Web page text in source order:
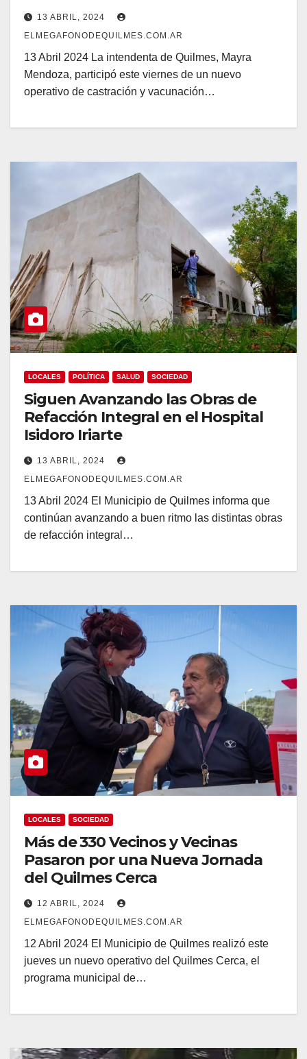
13 ABRIL, 2024
ELMEGAFONODEQUILMES.COM.AR
13 Abril 2024 La intendenta de Quilmes, Mayra
Mendoza, participó este viernes de un nuevo
operativo de castración y vacunación…
LOCALES POLÍTICA SALUD SOCIEDAD
Siguen Avanzando las Obras de
Refacción Integral en el Hospital
Isidoro Iriarte
13 ABRIL, 2024
ELMEGAFONODEQUILMES.COM.AR
13 Abril 2024 El Municipio de Quilmes informa que
continúan avanzando a buen ritmo las distintas obras
de refacción integral…
LOCALES SOCIEDAD
Más de 330 Vecinos y Vecinas
Pasaron por una Nueva Jornada
del Quilmes Cerca
12 ABRIL, 2024
ELMEGAFONODEQUILMES.COM.AR
12 Abril 2024 El Municipio de Quilmes realizó este
jueves un nuevo operativo del Quilmes Cerca, el
programa municipal de…